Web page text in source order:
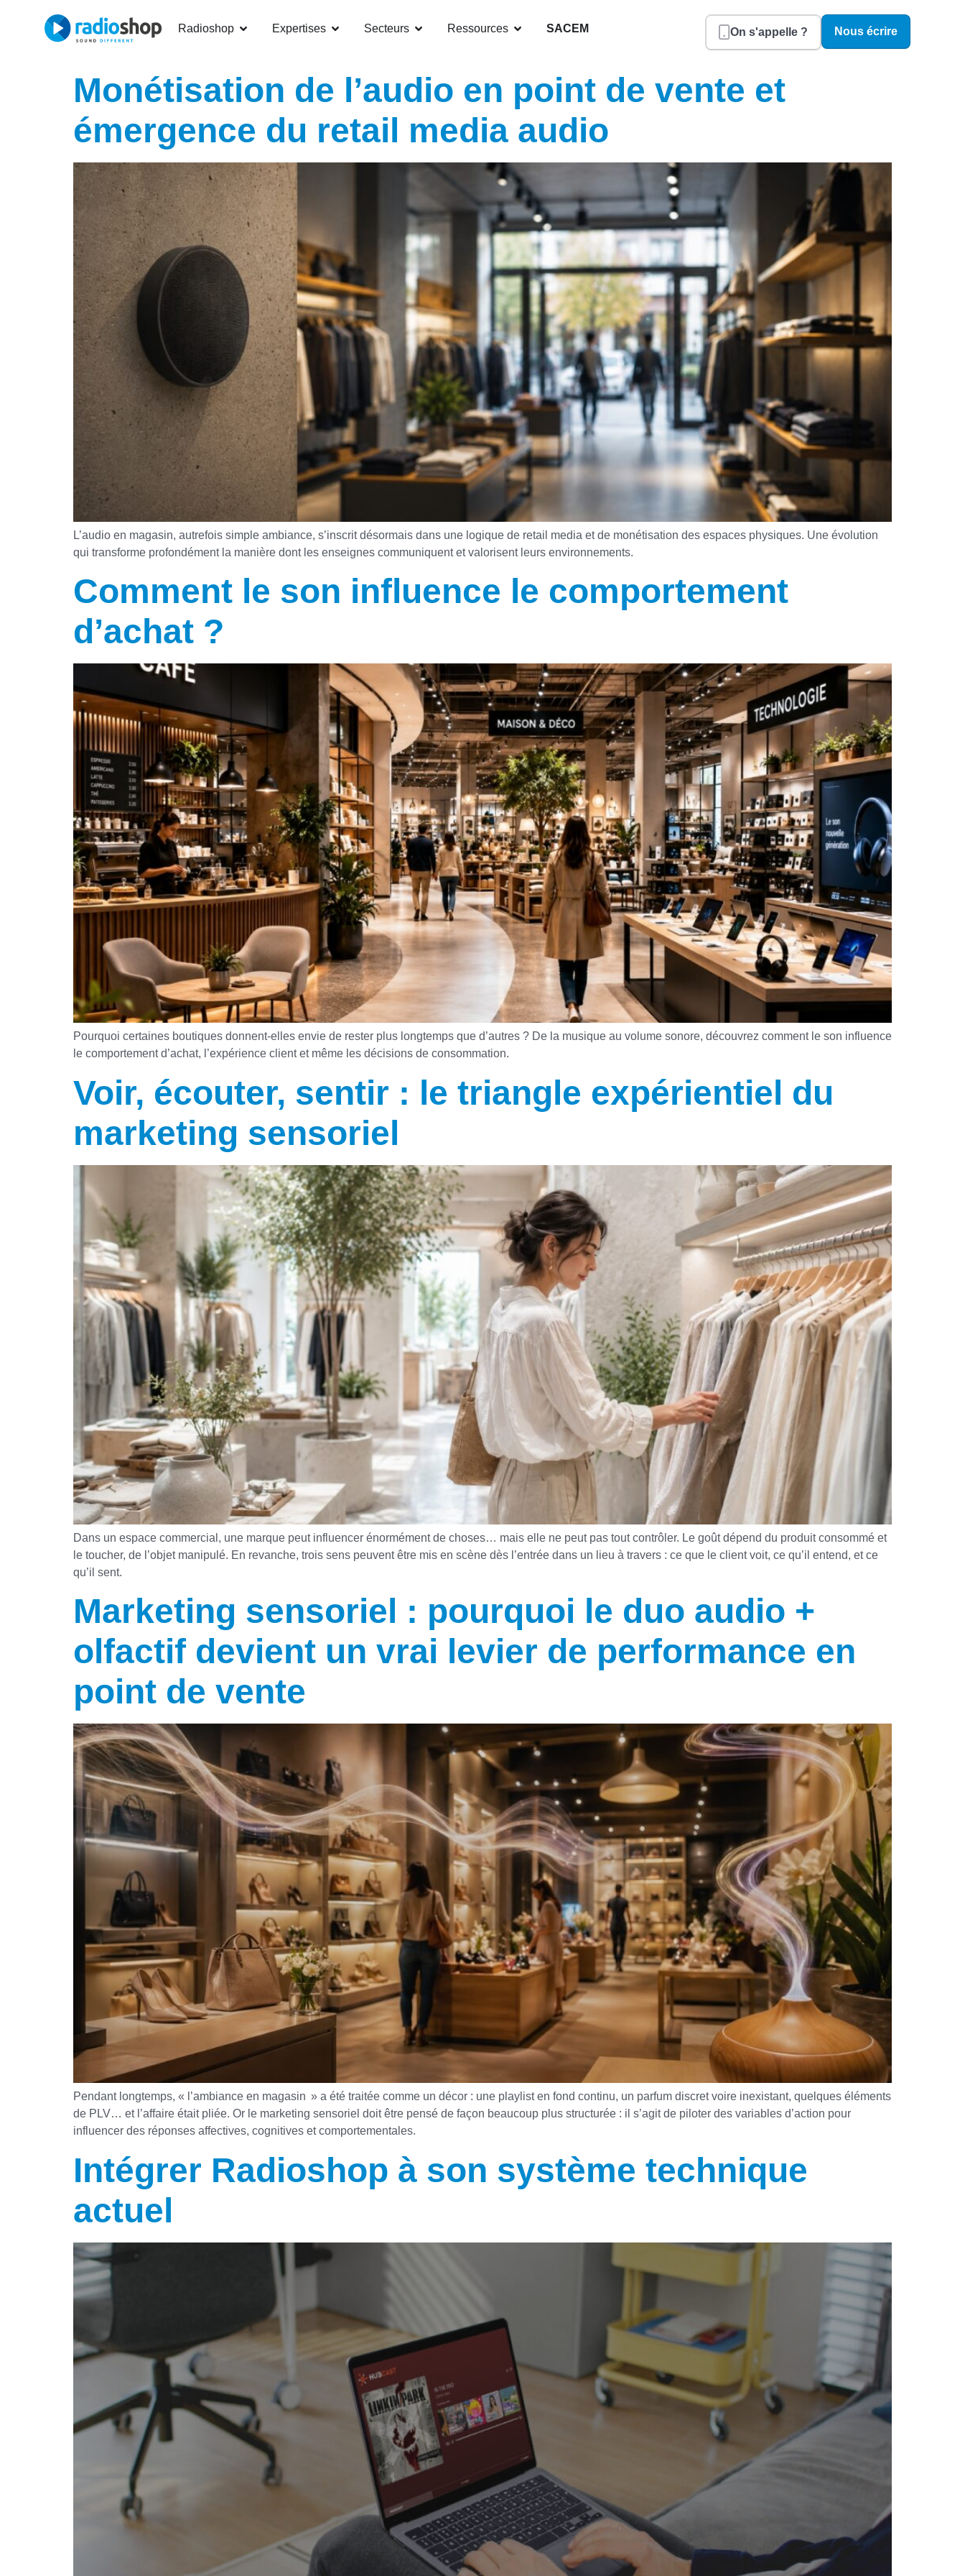
Radioshop Expertises Secteurs Ressources SACEM On s'appelle ? Nous écrire
Monétisation de l’audio en point de vente et
émergence du retail media audio
L’audio en magasin, autrefois simple ambiance, s’inscrit désormais dans une logique de retail media et de monétisation des espaces physiques. Une évolution
qui transforme profondément la manière dont les enseignes communiquent et valorisent leurs environnements.
Comment le son influence le comportement
d’achat ?
Pourquoi certaines boutiques donnent-elles envie de rester plus longtemps que d’autres ? De la musique au volume sonore, découvrez comment le son influence
le comportement d’achat, l’expérience client et même les décisions de consommation.
Voir, écouter, sentir : le triangle expérientiel du
marketing sensoriel
Dans un espace commercial, une marque peut influencer énormément de choses… mais elle ne peut pas tout contrôler. Le goût dépend du produit consommé et
le toucher, de l’objet manipulé. En revanche, trois sens peuvent être mis en scène dès l’entrée dans un lieu à travers : ce que le client voit, ce qu’il entend, et ce
qu’il sent.
Marketing sensoriel : pourquoi le duo audio +
olfactif devient un vrai levier de performance en
point de vente
Pendant longtemps, « l’ambiance en magasin » a été traitée comme un décor : une playlist en fond continu, un parfum discret voire inexistant, quelques éléments
de PLV… et l’affaire était pliée. Or le marketing sensoriel doit être pensé de façon beaucoup plus structurée : il s’agit de piloter des variables d’action pour
influencer des réponses affectives, cognitives et comportementales.
Intégrer Radioshop à son système technique
actuel